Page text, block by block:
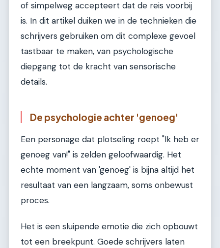
of simpelweg accepteert dat de reis voorbij
is. In dit artikel duiken we in de technieken die
schrijvers gebruiken om dit complexe gevoel
tastbaar te maken, van psychologische
diepgang tot de kracht van sensorische
details.
De psychologie achter 'genoeg'
Een personage dat plotseling roept "Ik heb er
genoeg van!" is zelden geloofwaardig. Het
echte moment van 'genoeg' is bijna altijd het
resultaat van een langzaam, soms onbewust
proces.
Het is een sluipende emotie die zich opbouwt
tot een breekpunt. Goede schrijvers laten